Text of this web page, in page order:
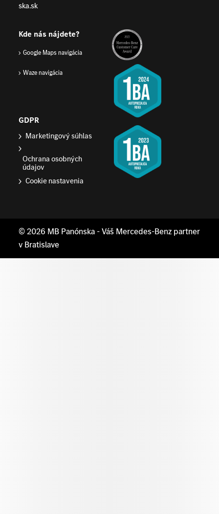
ska.sk
Kde nás nájdete?
Google Maps navigácia
Waze navigácia
GDPR
Marketingový súhlas
Ochrana osobných
údajov
Cookie nastavenia
© 2026 MB Panónska- Váš Mercedes-Benz partner
v Bratislave